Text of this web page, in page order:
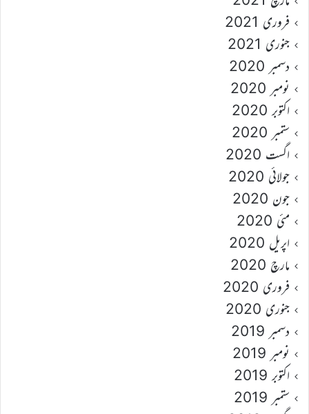
فروری 2021
جنوری 2021
دسمبر 2020
نومبر 2020
اکتوبر 2020
ستمبر 2020
اگست 2020
جولائی 2020
جون 2020
مئی 2020
اپریل 2020
مارچ 2020
فروری 2020
جنوری 2020
دسمبر 2019
نومبر 2019
اکتوبر 2019
ستمبر 2019